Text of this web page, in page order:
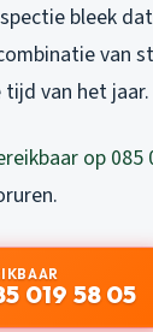
bleek
van
van het jaar.
op 085
019 58 05